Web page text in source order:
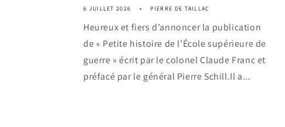
6 JUILLET 2026 PIERRE DE TAILLAC
Heureux et fiers d’annoncer la publication
de « Petite histoire de l’École supérieure de
guerre » écrit par le colonel Claude Franc et
préfacé par le général Pierre Schill.Il a...